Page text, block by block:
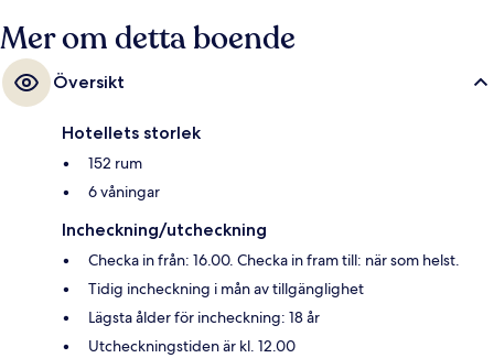
Mer om detta boende
Översikt
Hotellets storlek
152 rum
6 våningar
Incheckning/utcheckning
Checka in från: 16.00. Checka in fram till: när som helst.
Tidig incheckning i mån av tillgänglighet
Lägsta ålder för incheckning: 18 år
Utcheckningstiden är kl. 12.00